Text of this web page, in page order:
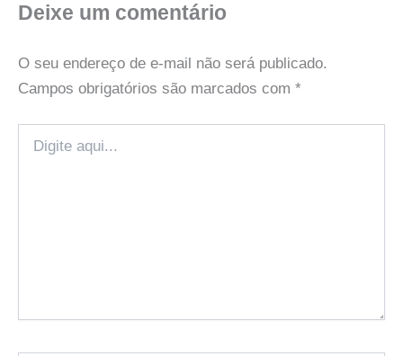
Deixe um comentário
O seu endereço de e-mail não será publicado.
Campos obrigatórios são marcados com *
aqui...